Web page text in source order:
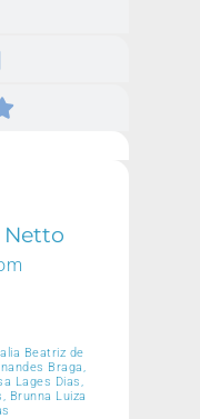
Netto
Beatriz de
Braga,
Lages Dias,
Brunna Luiza